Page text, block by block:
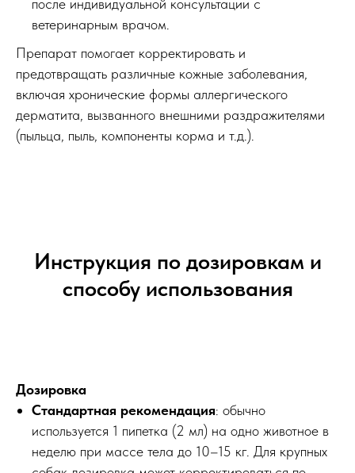
после индивидуальной консультации с
ветеринарным врачом.
Препарат помогает корректировать и
предотвращать различные кожные заболевания,
включая хронические формы аллергического
дерматита, вызванного внешними раздражителями
(пыльца, пыль, компоненты корма и т.д.).
Инструкция по дозировкам и
способу использования
Дозировка
Стандартная рекомендация: обычно
используется 1 пипетка (2 мл) на одно животное в
неделю при массе тела до 10–15 кг. Для крупных